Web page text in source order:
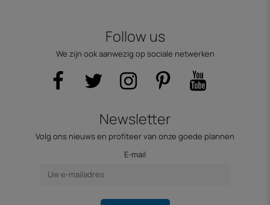
Follow us
We zijn ook aanwezig op sociale netwerken
Newsletter
Volg ons nieuws en profiteer van onze goede plannen
E-mail